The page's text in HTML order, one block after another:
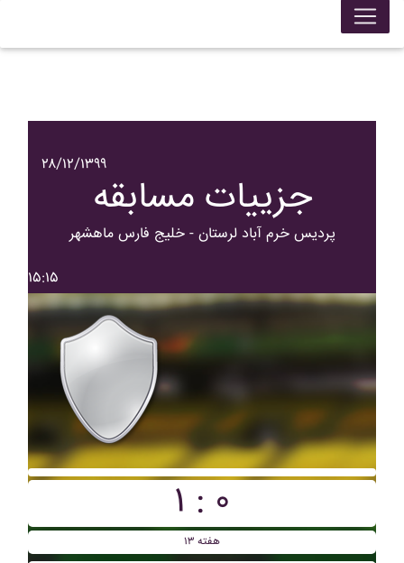
۲۸/۱۲/۱۳۹۹
جزییات مسابقه
پرديس خرم آباد لرستان - خليج فارس ماهشهر
۱۵:۱۵
۱ : ۰
هفته ۱۳